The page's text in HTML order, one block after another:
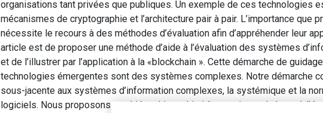
organisations tant privées que publiques. Un exemple de ces technologies
mécanismes de cryptographie et l’architecture pair à pair. L’importance que
nécessite le recours à des méthodes d’évaluation afin d’appréhender leur
article est de proposer une méthode d’aide à l’évaluation des systèmes
et de l’illustrer par l’application à la «blockchain ». Cette démarche de
technologies émergentes sont des systèmes complexes. Notre démarche
sous-jacente aux systèmes d’information complexes, la systémique et la
logiciels. Nous proposons une hiérarchie multicritères qui sert de base à